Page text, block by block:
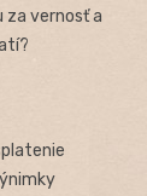
za vernosť a